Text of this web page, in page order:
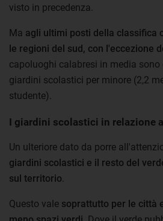
visto in precedenza.
Ma agli ultimi posti della classifica
le regioni del sud, con l'eccezione
capoluoghi calabresi in media sono
giardini scolastici per minore (2,2
studente).
I giardini scolastici in relazione
Un ulteriore dato da porre
giardini scolastici e il resto del
sul territorio.
Questo vale soprattutto per le città